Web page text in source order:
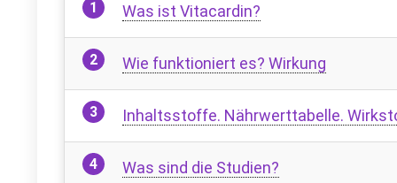
Was ist Vitacardin?
Wie funktioniert es? Wirkung
Inhaltsstoffe. Nährwerttabelle.
Was sind die Studien?